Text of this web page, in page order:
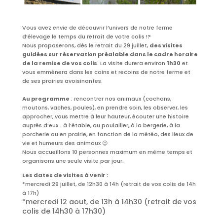
Vous avez envie de découvrir l’univers de notre ferme
d’élevage le temps du retrait de votre colis !?
Nous proposerons, dès le retrait du 29 juillet, des visites
guidées sur réservation préalable dans le cadre horaire
de la remise de vos colis. La visite durera environ 1h30 et
vous emmènera dans les coins et recoins de notre ferme et
de ses prairies avoisinantes.
Au programme : rencontrer nos animaux (cochons,
moutons, vaches, poules), en prendre soin, les observer, les
approcher, vous mettre à leur hauteur, écouter une histoire
auprès d’eux… à l’étable, au poulailler, à la bergerie, à la
porcherie ou en prairie, en fonction de la météo, des lieux de
vie et humeurs des animaux 😉
Nous accueillons 10 personnes maximum en même temps et
organisons une seule visite par jour.
Les dates de visites à venir :
*mercredi 29 juillet, de 12h30 à 14h (retrait de vos colis de 14h
à 17h)
*mercredi 12 aout, de 13h à 14h30 (retrait de vos
colis de 14h30 à 17h30)